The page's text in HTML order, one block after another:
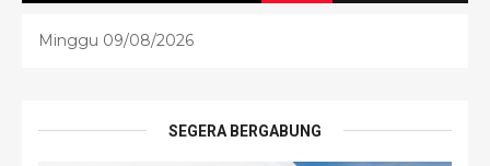
Minggu 09/08/2026
SEGERA BERGABUNG